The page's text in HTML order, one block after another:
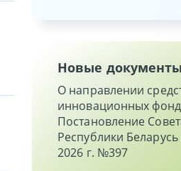
Новые документы
О направлении
инновационных
Постановление
Республики Беларусь
2026 г. №397